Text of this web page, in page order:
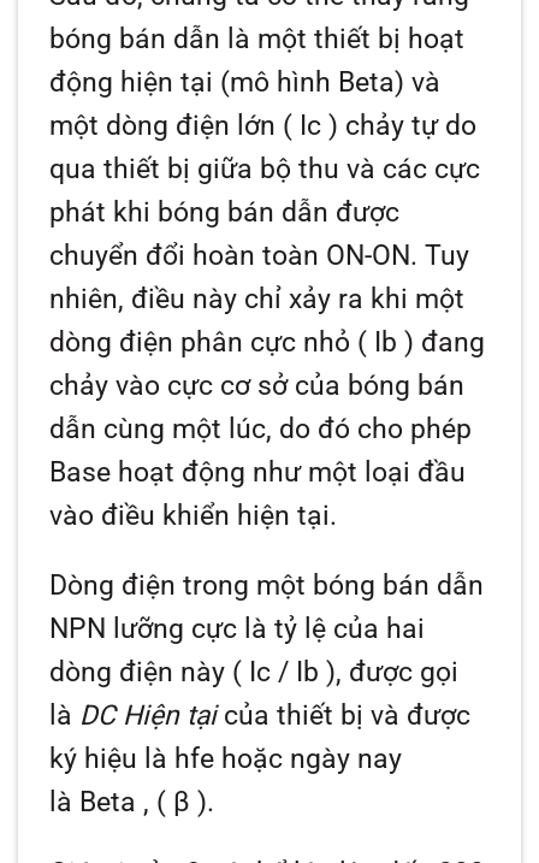
bóng bán dẫn là một thiết bị hoạt
động hiện tại (mô hình Beta) và
một dòng điện lớn ( Ic ) chảy tự do
qua thiết bị giữa bộ thu và các cực
phát khi bóng bán dẫn được
chuyển đổi hoàn toàn ON-ON. Tuy
nhiên, điều này chỉ xảy ra khi một
dòng điện phân cực nhỏ ( Ib ) đang
chảy vào cực cơ sở của bóng bán
dẫn cùng một lúc, do đó cho phép
Base hoạt động như một loại đầu
vào điều khiển hiện tại.
Dòng điện trong một bóng bán dẫn
NPN lưỡng cực là tỷ lệ của hai
dòng điện này ( Ic / Ib ), được gọi
là DC Hiện tạicủa thiết bị và được
ký hiệu là hfe hoặc ngày nay
là Beta , ( β ).